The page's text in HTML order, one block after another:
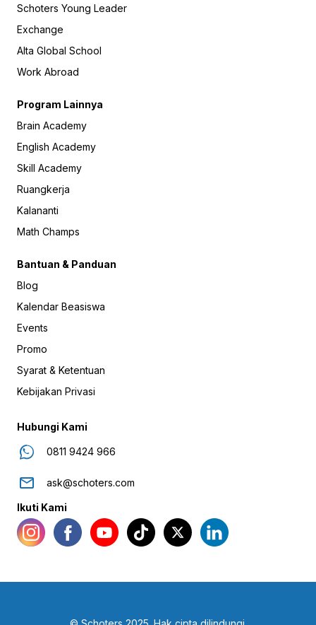
Schoters Young Leader
Exchange
Alta Global School
Work Abroad
Program Lainnya
Brain Academy
English Academy
Skill Academy
Ruangkerja
Kalananti
Math Champs
Bantuan & Panduan
Blog
Kalendar Beasiswa
Events
Promo
Syarat & Ketentuan
Kebijakan Privasi
Hubungi Kami
0811 9424 966
ask@schoters.com
Ikuti Kami